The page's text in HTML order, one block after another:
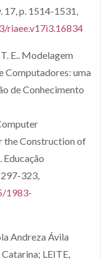
17, p. 1514-1531,
riaee.v17i3.16834
E.. Modelagem
Computadores: uma
de Conhecimento
the Construction of
Educação
297-323,
1983-
Andreza Ávila
LEITE,